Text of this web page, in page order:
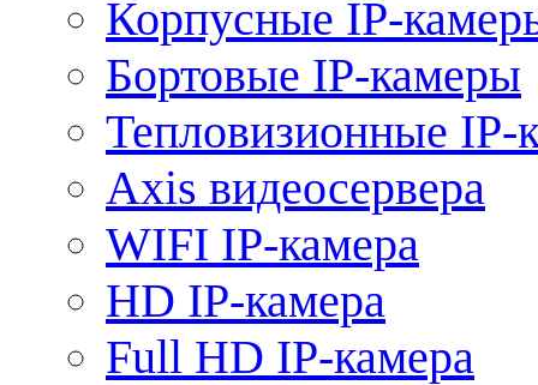
Корпусные IP-
Бортовые IP-камеры
Тепловизионные IP-
Axis видеосервера
WIFI IP-камера
HD IP-камера
Full HD IP-камера